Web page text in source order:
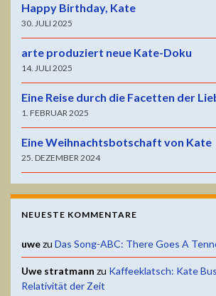
Happy Birthday, Kate
30. JULI 2025
arte produziert neue Kate-Doku
14. JULI 2025
Eine Reise durch die Facetten der
1. FEBRUAR 2025
Eine Weihnachtsbotschaft von Kate
25. DEZEMBER 2024
NEUESTE KOMMENTARE
uwezu Das Song-ABC: There Goes A
Uwe stratmann zu Kaffeeklatsch: Kate
Relativität der Zeit